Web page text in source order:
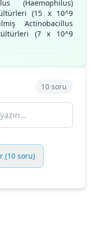
(Haemophilus)
(15 x 10^9
Actinobacillus
(7 x 10^9
10 soru
(10 soru)